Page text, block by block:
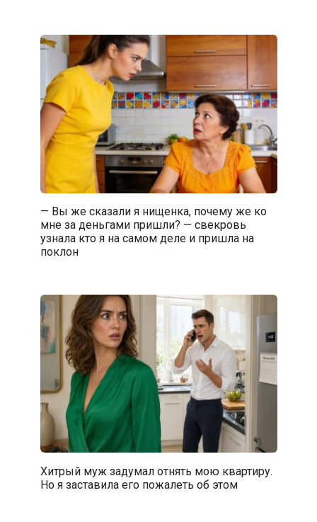
— Вы же сказали я нищенка, почему же ко
мне за деньгами пришли? — свекровь
узнала кто я на самом деле и пришла на
поклон
Хитрый муж задумал отнять мою квартиру.
Но я заставила его пожалеть об этом